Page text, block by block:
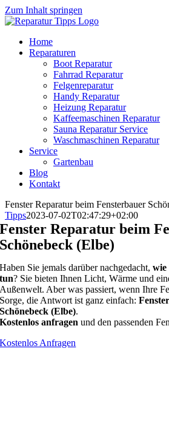
Zum Inhalt springen
Home
Reparaturen
Boot Reparatur
Fahrrad Reparatur
Felgenreparatur
Handy Reparatur
Heizung Reparatur
Kaffeemaschinen Reparatur
Sauna Reparatur Service
Waschmaschinen Reparatur
Service
Gartenbau
Blog
Kontakt
Fenster Reparatur beim Fensterbauer
Tipps2023-07-02T02:47:29+02:00
Fenster Reparatur beim
Schönebeck (Elbe)
Haben Sie jemals darüber nachgedacht,wie
tun? Sie bieten Ihnen Licht, Wärme und
Außenwelt. Aber was passiert, wenn Ihre
Sorge, die Antwort ist ganz einfach:
Schönebeck (Elbe).
Kostenlos anfragen und den passenden
Kostenlos Anfragen